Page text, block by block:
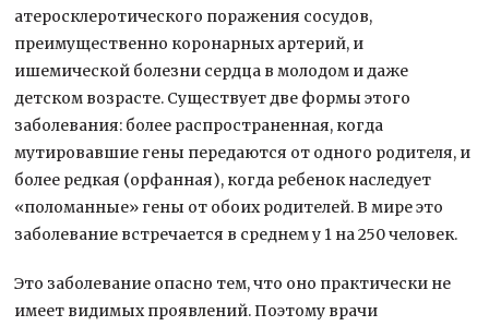
атеросклеротического поражения сосудов,
преимущественно коронарных артерий, и
ишемической болезни сердца в молодом и даже
детском возрасте. Существует две формы этого
заболевания: более распространенная, когда
мутировавшие гены передаются от одного родителя, и
более редкая (орфанная), когда ребенок наследует
«поломанные» гены от обоих родителей. В мире это
заболевание встречается в среднем у 1 на 250 человек.
Это заболевание опасно тем, что оно практически не
имеет видимых проявлений. Поэтому врачи